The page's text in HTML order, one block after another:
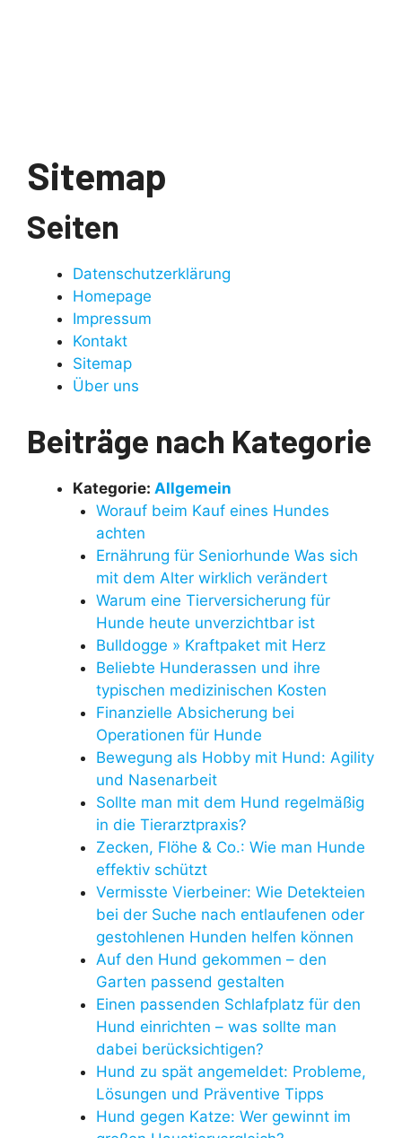
Sitemap
Seiten
Datenschutzerklärung
Homepage
Impressum
Kontakt
Sitemap
Über uns
Beiträge nach Kategorie
Kategorie: Allgemein
Worauf beim Kauf eines Hundes
achten
Ernährung für Seniorhunde Was sich
mit dem Alter wirklich verändert
Warum eine Tierversicherung für
Hunde heute unverzichtbar ist
Bulldogge » Kraftpaket mit Herz
Beliebte Hunderassen und ihre
typischen medizinischen Kosten
Finanzielle Absicherung bei
Operationen für Hunde
Bewegung als Hobby mit Hund: Agility
und Nasenarbeit
Sollte man mit dem Hund regelmäßig
in die Tierarztpraxis?
Zecken, Flöhe & Co.: Wie man Hunde
effektiv schützt
Vermisste Vierbeiner: Wie Detekteien
bei der Suche nach entlaufenen oder
gestohlenen Hunden helfen können
Auf den Hund gekommen – den
Garten passend gestalten
Einen passenden Schlafplatz für den
Hund einrichten – was sollte man
dabei berücksichtigen?
Hund zu spät angemeldet: Probleme,
Lösungen und Präventive Tipps
Hund gegen Katze: Wer gewinnt im